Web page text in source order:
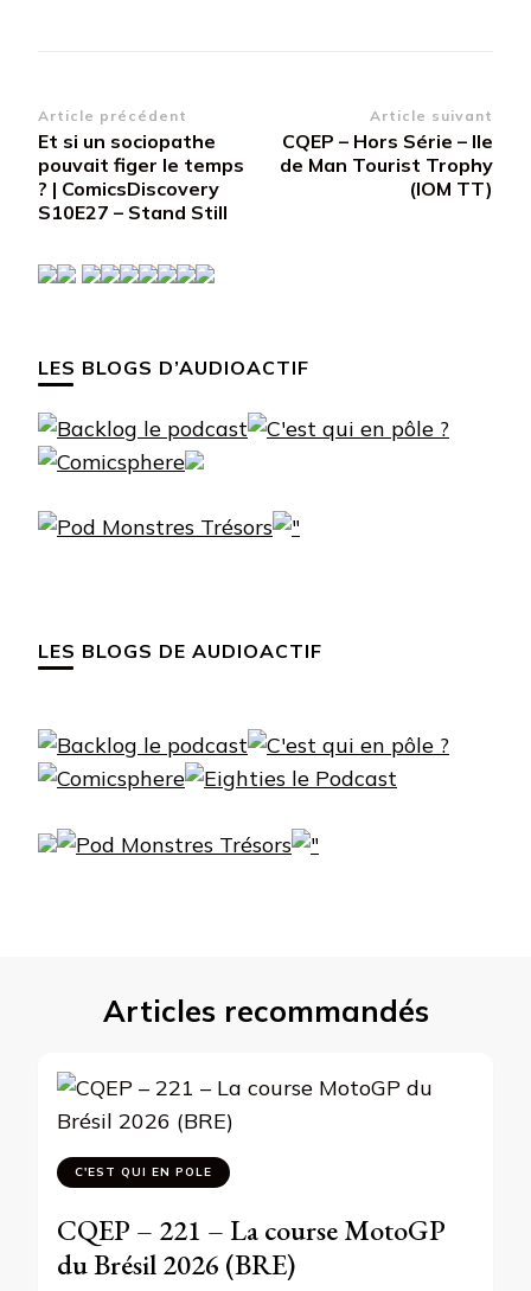
Navigation
d’article
Article précédent
Et si un sociopathe
pouvait figer le temps
? | ComicsDiscovery
S10E27 – Stand Still
Article suivant
CQEP – Hors Série – Ile
de Man Tourist Trophy
(IOM TT)
LES BLOGS D’AUDIOACTIF
LES BLOGS DE AUDIOACTIF
Articles recommandés
C'EST QUI EN POLE
CQEP – 221 – La course MotoGP
du Brésil 2026 (BRE)